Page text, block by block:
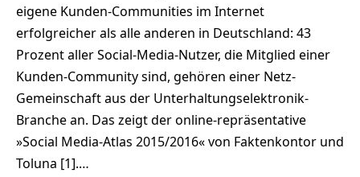
eigene Kunden-Communities im Internet
erfolgreicher als alle anderen in Deutschland: 43
Prozent aller Social-Media-Nutzer, die Mitglied einer
Kunden-Community sind, gehören einer Netz-
Gemeinschaft aus der Unterhaltungselektronik-
Branche an. Das zeigt der online-repräsentative
»Social Media-Atlas 2015/2016« von Faktenkontor und
Toluna [1].…